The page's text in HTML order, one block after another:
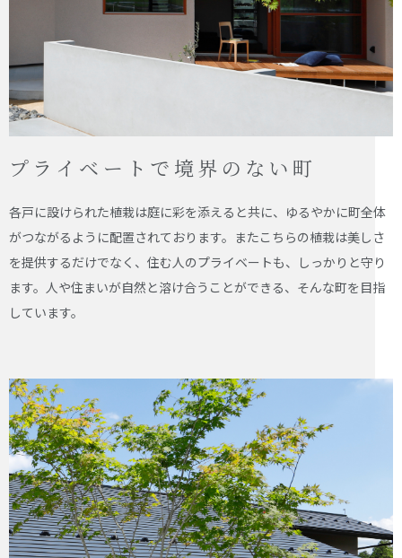
プライベートで境界のない町
各戸に設けられた植栽は庭に彩を添えると共に、ゆるやかに町全体
がつながるように配置されております。またこちらの植栽は美しさ
を提供するだけでなく、住む人のプライベートも、しっかりと守り
ます。人や住まいが自然と溶け合うことができる、そんな町を目指
しています。